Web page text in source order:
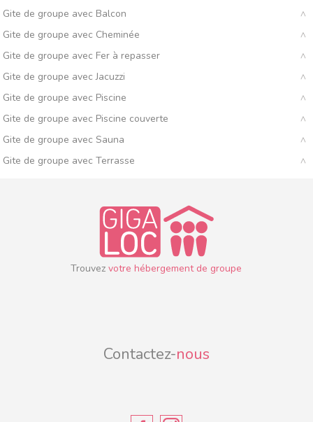
Gite de groupe avec Balcon
Gite de groupe avec Cheminée
Gite de groupe avec Fer à repasser
Gite de groupe avec Jacuzzi
Gite de groupe avec Piscine
Gite de groupe avec Piscine couverte
Gite de groupe avec Sauna
Gite de groupe avec Terrasse
Trouvez votre hébergement de groupe
Contactez-nous